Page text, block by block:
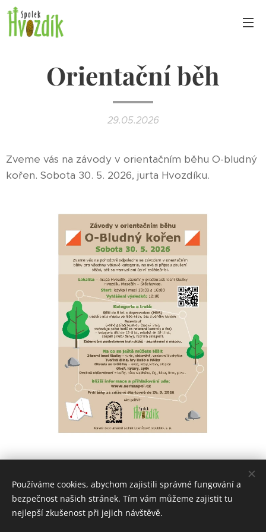
Orientační běh
29.05.2026
Zveme vás na závody v orientačním běhu O-bludný
kořen. Sobota 30. 5. 2026, jurta Hvozdíku.
Používáme cookies, abychom zajistili správné fungování a
bezpečnost našich stránek. Tím vám můžeme zajistit tu
nejlepší zkušenost při jejich návštěvě.